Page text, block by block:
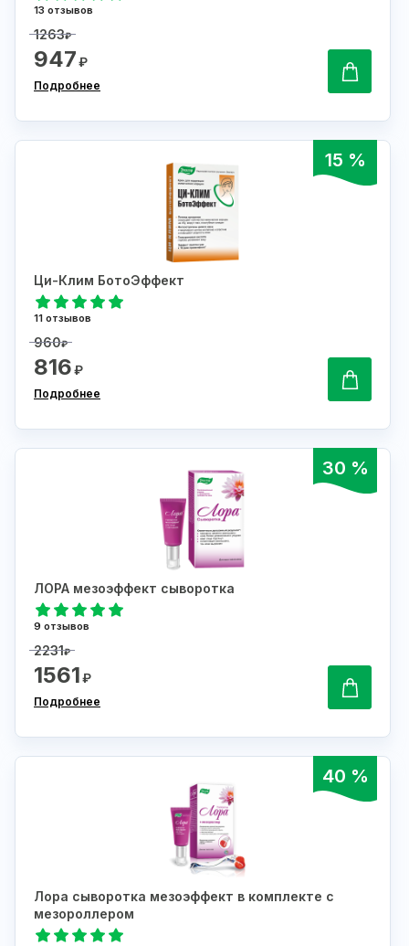
13 отзывов
1263₽
947₽
Подробнее
15 %
Ци-Клим БотоЭффект
11 отзывов
960₽
816₽
Подробнее
30 %
ЛОРА мезоэффект сыворотка
9 отзывов
2231₽
1561₽
Подробнее
40 %
Лора сыворотка мезоэффект в комплекте с
мезороллером